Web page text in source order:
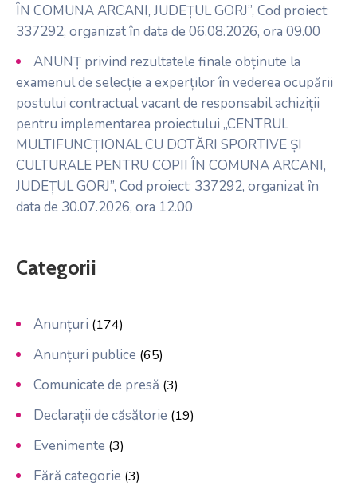
ÎN COMUNA ARCANI, JUDEȚUL GORJ”, Cod proiect:
337292, organizat în data de 06.08.2026, ora 09.00
ANUNȚ privind rezultatele finale obținute la
examenul de selecție a experților în vederea ocupării
postului contractual vacant de responsabil achiziții
pentru implementarea proiectului „CENTRUL
MULTIFUNCȚIONAL CU DOTĂRI SPORTIVE ȘI
CULTURALE PENTRU COPII ÎN COMUNA ARCANI,
JUDEȚUL GORJ”, Cod proiect: 337292, organizat în
data de 30.07.2026, ora 12.00
Categorii
Anunțuri (174)
Anunțuri publice (65)
Comunicate de presă (3)
Declarații de căsătorie (19)
Evenimente (3)
Fără categorie (3)